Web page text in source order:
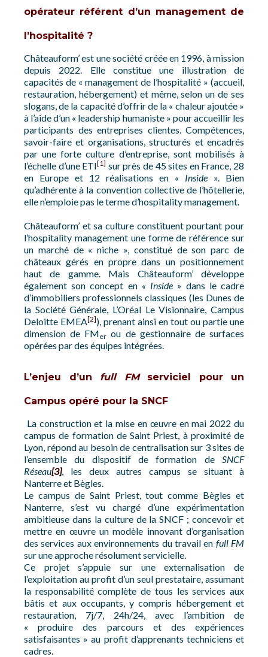
opérateur référent d’un management de
l’hospitalité ?
Châteauform’ est une société créée en 1996, à mission
depuis 2022. Elle constitue une illustration de
capacités de « management de l’hospitalité » (accueil,
restauration, hébergement) et même, selon un de ses
slogans, de la capacité d’offrir de la « chaleur ajoutée »
à l’aide d’un « leadership humaniste » pour accueillir les
participants des entreprises clientes. Compétences,
savoir-faire et organisations, structurés et encadrés
par une forte culture d’entreprise, sont mobilisés à
l’échelle d’une ETI[1] sur près de 45 sites en France, 28
en Europe et 12 réalisations en « Inside ». Bien
qu’adhérente à la convention collective de l’hôtellerie,
elle n’emploie pas le terme d’hospitality management.
Châteauform’ et sa culture constituent pourtant pour
l’hospitality management une forme de référence sur
un marché de « niche », constitué de son parc de
châteaux gérés en propre dans un positionnement
haut de gamme. Mais Châteauform’ développe
également son concept en « Inside » dans le cadre
d’immobiliers professionnels classiques (les Dunes de
la Société Générale, L’Oréal Le Visionnaire, Campus
Deloitte EMEA[2]), prenant ainsi en tout ou partie une
dimension de FMer ou de gestionnaire de surfaces
opérées par des équipes intégrées.
L’enjeu d’un full FMserviciel pour un
Campus opéré pour la SNCF
La construction et la mise en œuvre en mai 2022 du
campus de formation de Saint Priest, à proximité de
Lyon, répond au besoin de centralisation sur 3 sites de
l’ensemble du dispositif de formation de SNCF
Réseau[3], les deux autres campus se situant à
Nanterre et Bègles.
Le campus de Saint Priest, tout comme Bègles et
Nanterre, s’est vu chargé d’une expérimentation
ambitieuse dans la culture de la SNCF ; concevoir et
mettre en œuvre un modèle innovant d’organisation
des services aux environnements du travail en full FM
sur une approche résolument servicielle.
Ce projet s’appuie sur une externalisation de
l’exploitation au profit d’un seul prestataire, assumant
la responsabilité complète de tous les services aux
bâtis et aux occupants, y compris hébergement et
restauration, 7j/7, 24h/24, avec l’ambition de
« produire des parcours et des expériences
satisfaisantes » au profit d’apprenants techniciens et
cadres.